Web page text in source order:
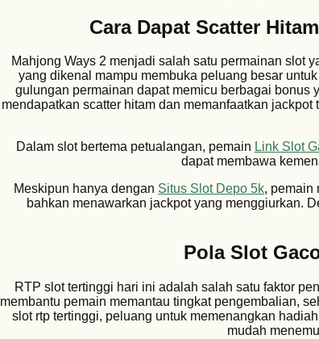
Cara Dapat Scatter
Mahjong Ways 2 menjadi salah satu permainan slot
yang dikenal mampu membuka peluang besar
gulungan permainan dapat memicu berbagai bonus
mendapatkan scatter hitam dan memanfaatkan
Dalam slot bertema petualangan, pemain Link Slot
dapat membawa
Meskipun hanya dengan Situs Slot Depo 5k, pemain
bahkan menawarkan jackpot yang menggiurkan.
Pola Slot
RTP slot tertinggi hari ini adalah salah satu faktor
membantu pemain memantau tingkat pengembalian,
slot rtp tertinggi, peluang untuk memenangkan
mudah